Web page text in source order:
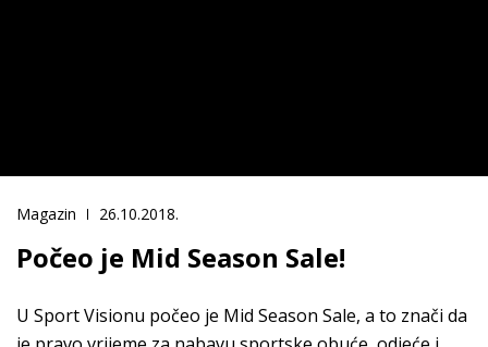
Magazin 26.10.2018.
Počeo je Mid Season Sale!
U Sport Visionu počeo je Mid Season Sale, a to znači da